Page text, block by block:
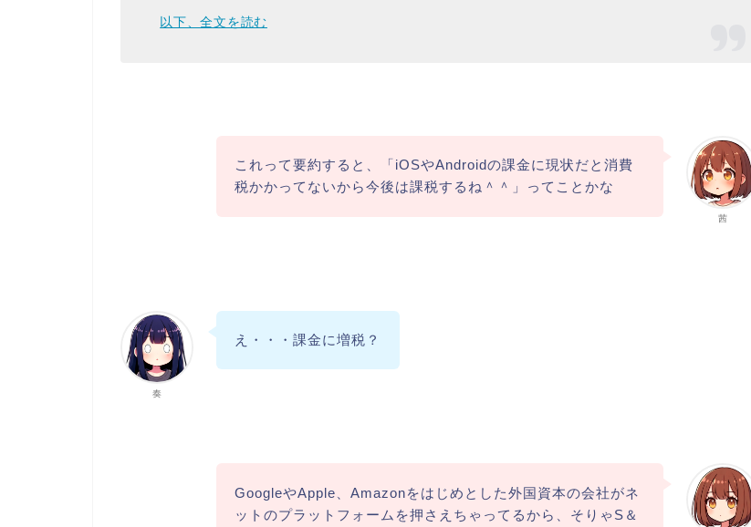
以下、全文を読む
茜
これって要約すると、「iOSやAndroidの課金に現状だと消費
税かかってないから今後は課税するね＾＾」ってことかな
奏
え・・・課金に増税？
GoogleやApple、Amazonをはじめとした外国資本の会社がネ
ットのプラットフォームを押さえちゃってるから、そりゃS＆